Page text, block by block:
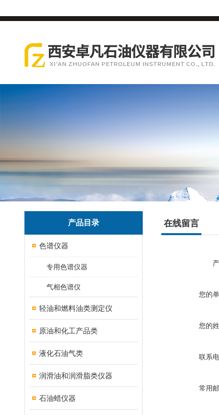
产品目录
色谱仪器
专用色谱仪器
气相色谱仪
轻油和燃料油类测定仪
原油和化工产品类
液化石油气类
润滑油和润滑脂类仪器
石油蜡仪器
在线留言
您的
您的
联系
常用